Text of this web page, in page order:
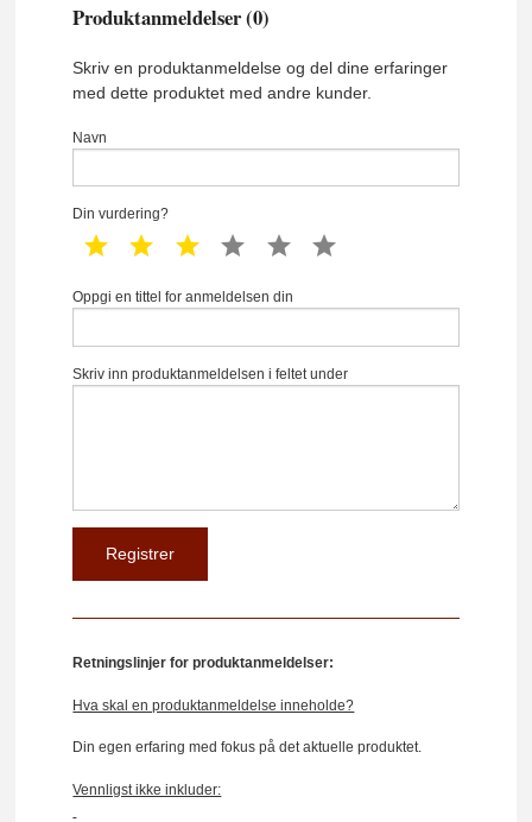
Produktanmeldelser (0)
Skriv en produktanmeldelse og del dine erfaringer
med dette produktet med andre kunder.
Navn
Din vurdering?
1 star 2 star 3 star 4 star 5 star
Oppgi en tittel for anmeldelsen din
Skriv inn produktanmeldelsen i feltet under
Retningslinjer for produktanmeldelser:
Hva skal en produktanmeldelse inneholde?
Din egen erfaring med fokus på det aktuelle produktet.
Vennligst ikke inkluder: